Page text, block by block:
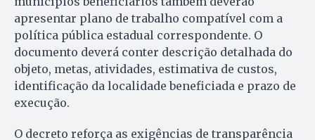
apresentar plano de trabalho compatível com a
política pública estadual correspondente. O
documento deverá conter descrição detalhada do
objeto, metas, atividades, estimativa de custos,
identificação da localidade beneficiada e prazo de
execução.
O decreto reforça as exigências de transparência